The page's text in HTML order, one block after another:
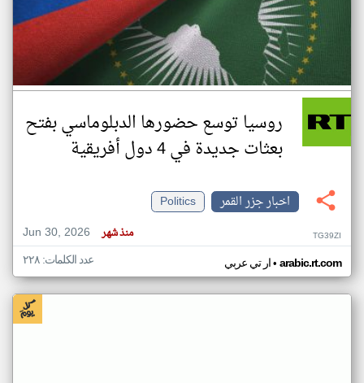
روسيا توسع حضورها الدبلوماسي بفتح
بعثات جديدة في 4 دول أفريقية
اخبار جزر القمر
Politics
Jun 30, 2026
منذ شهر TG39ZI
ار تي عربي• arabic.rt.com عدد الكلمات: ٢٢٨